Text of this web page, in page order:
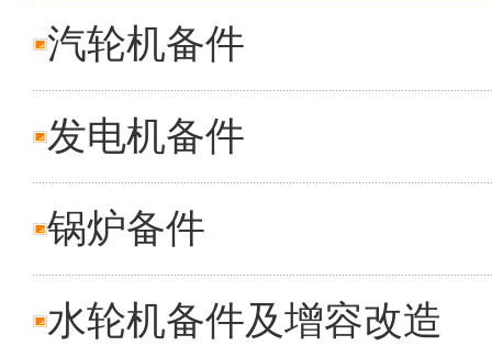
汽轮机备件
发电机备件
锅炉备件
水轮机备件及增容改造